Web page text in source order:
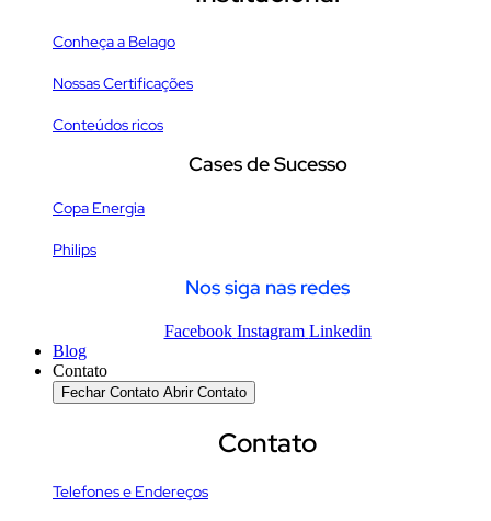
Conheça a Belago
Nossas Certificações
Conteúdos ricos
Cases de Sucesso
Copa Energia
Philips
Nos siga nas redes
Facebook Instagram Linkedin
Blog
Contato
Fechar Contato Abrir Contato
Contato
Telefones e Endereços